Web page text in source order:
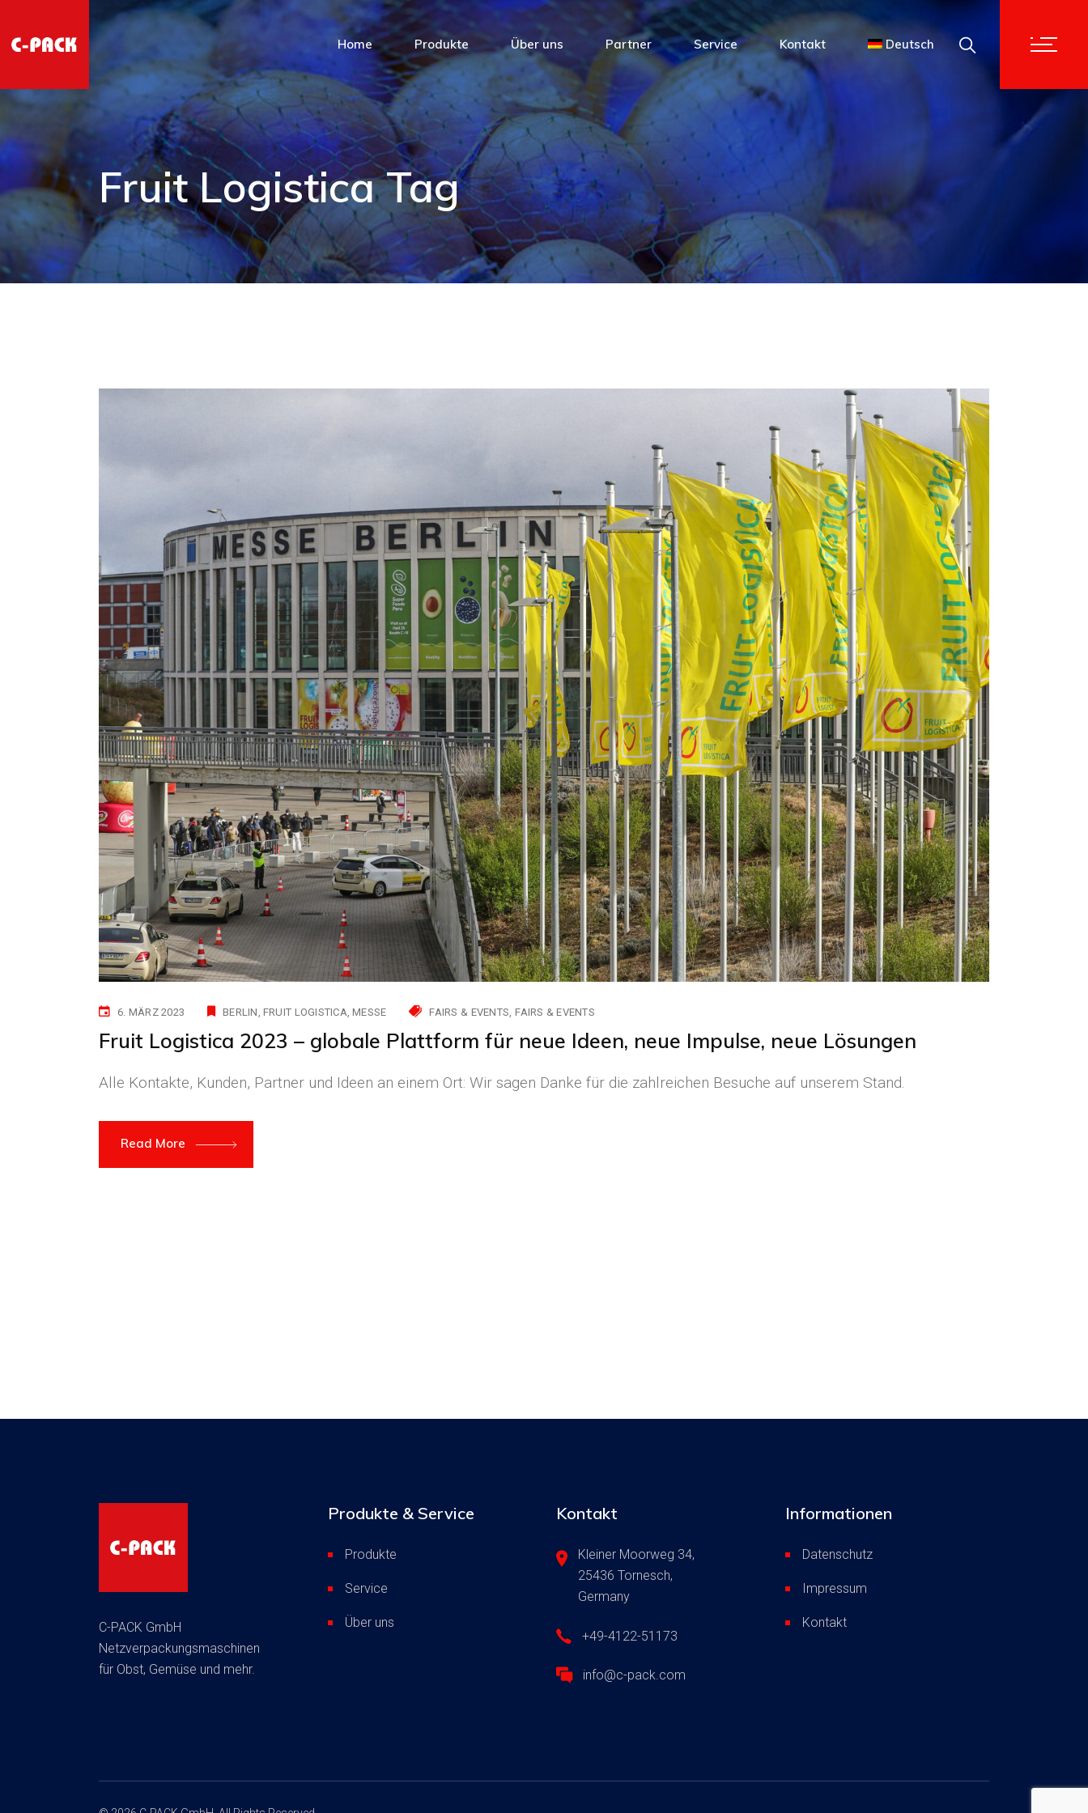
Home Produkte
VAC 1029
VAC 929
VAC 956
VAC 967
VAC 931 E
VAC 942
VAC 928.1
Über uns Partner Service Kontakt Deutsch
VAC 1029
VAC 929
VAC 956
VAC 967
VAC 931 E
VAC 942
VAC 928.1
VAC 984
VAS 991
VAS 992
Fruit Logistica Tag
6. MÄRZ 2023 BERLIN FRUIT LOGISTICA MESSE FAIRS & EVENTS FAIRS & EVENTS
Fruit Logistica 2023 – globale Plattform für neue Ideen, neue Impulse, neue Lösungen
Alle Kontakte, Kunden, Partner und Ideen an einem Ort: Wir sagen Danke für die zahlreichen Besuche auf unserem Stand.
Read More
C-PACK GmbH
Netzverpackungsmaschinen
für Obst, Gemüse und mehr.
Produkte & Service
Produkte
Service
Über uns
Kontakt
Kleiner Moorweg 34,
25436 Tornesch,
Germany
+49-4122-51173
info@c-pack.com
Informationen
Datenschutz
Impressum
Kontakt